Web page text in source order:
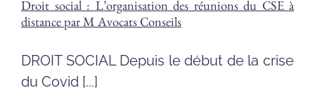
Droit social : L’organisation des réunions du CSE à
distance par M Avocats Conseils
DROIT SOCIAL Depuis le début de la crise
du Covid [...]